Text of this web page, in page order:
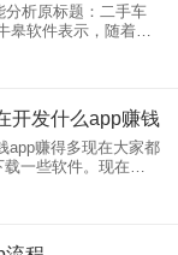
分析原标题：二手车
简单，我们买一辆
不起新车，也可以
开发什么app赚钱
app赚得多现在大家都
一些软件。现在有
金不大。你知道哪
们给大家带来了一份